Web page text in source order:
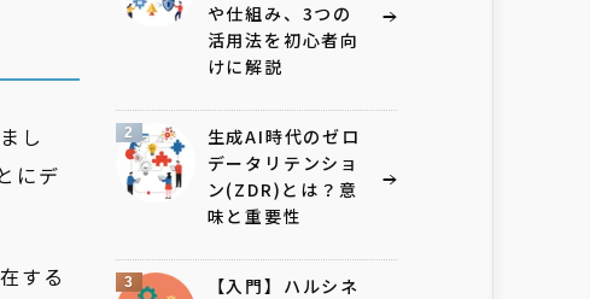
し
にデ
する
や仕組み、3つの
活用法を初心者向
けに解説
2
生成AI時代のゼロ
データリテンショ
ン(ZDR)とは？意
味と重要性
3
【入門】ハルシネ